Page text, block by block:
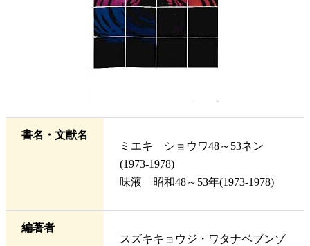
書名・文献名
ミエキ ショウワ48～53ネン
(1973-1978)
味液 昭和48～53年(1973-1978)
編著者
スズキキョウジ・ワタナベブンゾ